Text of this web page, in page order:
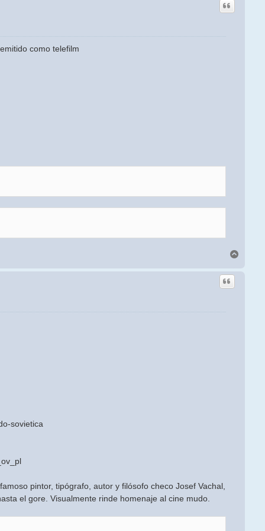
como telefilm
sovietica
pintor, tipógrafo, autor y filósofo checo Josef Vachal,
el gore. Visualmente rinde homenaje al cine mudo.